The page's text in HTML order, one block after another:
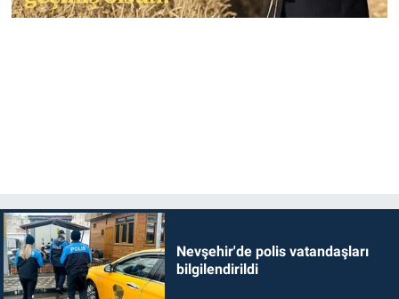
Nevşehir'de polis vatandaşları
bilgilendirildi